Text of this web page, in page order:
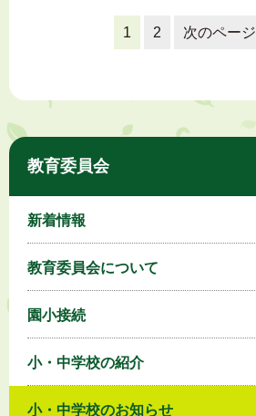
1 2 次のページ
教育委員会
新着情報
教育委員会について
園小接続
小・中学校の紹介
小・中学校のお知らせ